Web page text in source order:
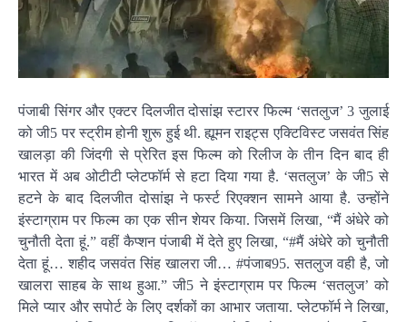
पंजाबी सिंगर और एक्टर दिलजीत दोसांझ स्टारर फिल्म ‘सतलुज’ 3 जुलाई
को जी5 पर स्ट्रीम होनी शुरू हुई थी. ह्यूमन राइट्स एक्टिविस्ट जसवंत सिंह
खालड़ा की जिंदगी से प्रेरित इस फिल्म को रिलीज के तीन दिन बाद ही
भारत में अब ओटीटी प्लेटफॉर्म से हटा दिया गया है. ‘सतलुज’ के जी5 से
हटने के बाद दिलजीत दोसांझ ने फर्स्ट रिएक्शन सामने आया है. उन्होंने
इंस्टाग्राम पर फिल्म का एक सीन शेयर किया. जिसमें लिखा, “मैं अंधेरे को
चुनौती देता हूं.” वहीं कैप्शन पंजाबी में देते हुए लिखा, “#मैं अंधेरे को चुनौती
देता हूं… शहीद जसवंत सिंह खालरा जी… #पंजाब95. सतलुज वही है, जो
खालरा साहब के साथ हुआ.” जी5 ने इंस्टाग्राम पर फिल्म ‘सतलुज’ को
मिले प्यार और सपोर्ट के लिए दर्शकों का आभार जताया. प्लेटफॉर्म ने लिखा,